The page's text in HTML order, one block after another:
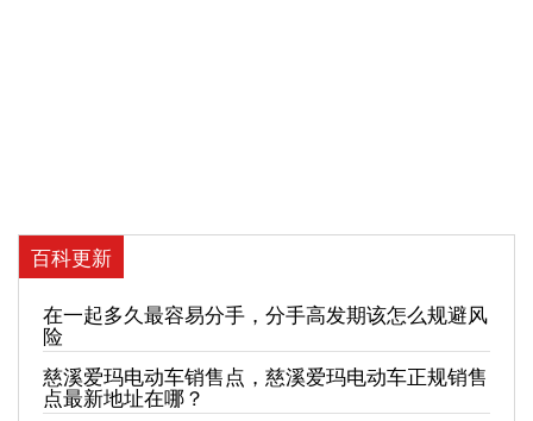
百科更新
在一起多久最容易分手，分手高发期该怎么规避风
险
慈溪爱玛电动车销售点，慈溪爱玛电动车正规销售
点最新地址在哪？